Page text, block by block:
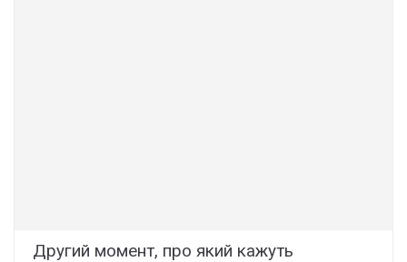
Другий момент, про який кажуть